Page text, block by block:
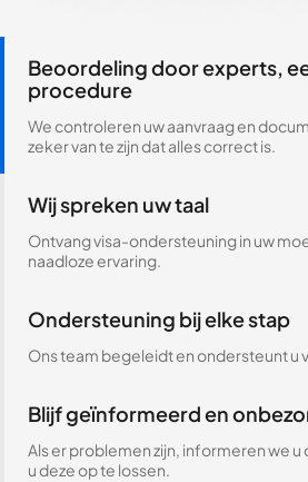
Beoordeling door experts,
procedure
We controleren uw aanvraag en
zeker van te zijn dat alles correct is.
Wij spreken uw taal
Ontvang visa-ondersteuning in uw
naadloze ervaring.
Ondersteuning bij elke stap
Ons team begeleidt en ondersteunt u
Blijf geïnformeerd en
Als er problemen zijn, informeren we
u deze op te lossen.